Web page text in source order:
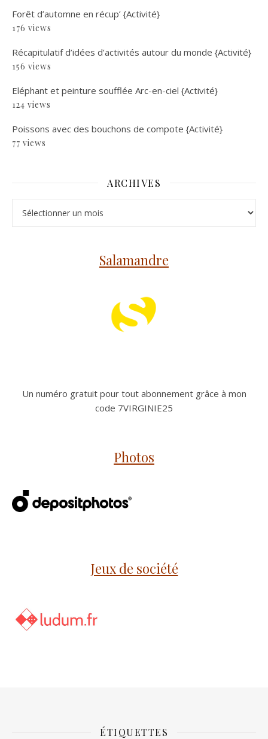
Forêt d’automne en récup’ {Activité}
176 views
Récapitulatif d’idées d’activités autour du monde {Activité}
156 views
Eléphant et peinture soufflée Arc-en-ciel {Activité}
124 views
Poissons avec des bouchons de compote {Activité}
77 views
ARCHIVES
Salamandre
Un numéro gratuit pour tout abonnement grâce à mon
code 7VIRGINIE25
Photos
Jeux de société
ÉTIQUETTES